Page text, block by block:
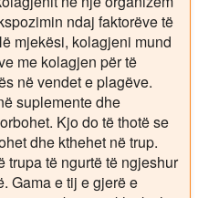
ndaj faktorëve të
mjekësi, kolagjeni mund
me kolagjen për të
në vendet e plagëve.
suplemente dhe
Kjo do të thotë se
dhe kthehet në trup.
trupa të ngurtë të ngjeshur
Gama e tij e gjerë e